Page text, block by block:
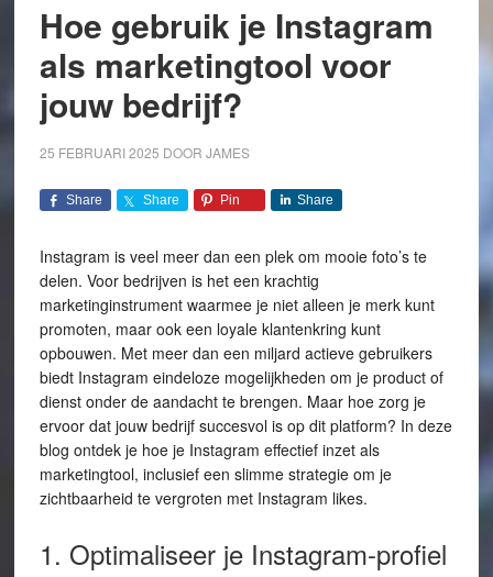
Hoe gebruik je Instagram
als marketingtool voor
jouw bedrijf?
25 FEBRUARI 2025 DOOR JAMES
Share Share Pin Share
Instagram is veel meer dan een plek om mooie foto’s te
delen. Voor bedrijven is het een krachtig
marketinginstrument waarmee je niet alleen je merk kunt
promoten, maar ook een loyale klantenkring kunt
opbouwen. Met meer dan een miljard actieve gebruikers
biedt Instagram eindeloze mogelijkheden om je product of
dienst onder de aandacht te brengen. Maar hoe zorg je
ervoor dat jouw bedrijf succesvol is op dit platform? In deze
blog ontdek je hoe je Instagram effectief inzet als
marketingtool, inclusief een slimme strategie om je
zichtbaarheid te vergroten met Instagram likes.
1. Optimaliseer je Instagram-profiel